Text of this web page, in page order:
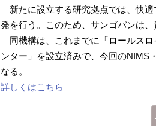
新たに設立する研究拠点では、快適
発を行う。このため、サンゴバンは、
同機構は、これまでに「ロールスロ
ンター」を設立済みで、今回のNIMS
なる。
詳しくはこちら